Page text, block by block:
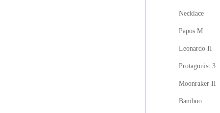
Necklace
Papos M
Leonardo II
Protagonist 3
Moonraker II
Bamboo